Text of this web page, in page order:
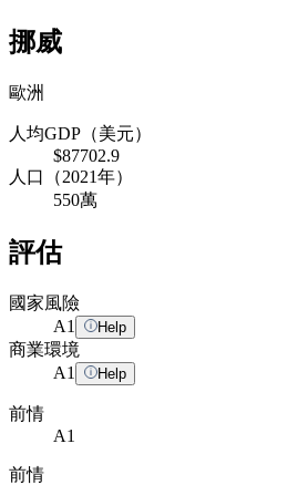
挪威
歐洲
人均GDP（美元）
$87702.9
人口（2021年）
550萬
評估
國家風險
A1 Help
商業環境
A1 Help
前情
A1
前情